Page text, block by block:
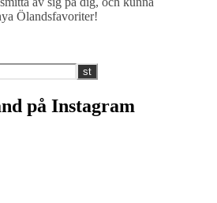
Ölandsfavoriter!
på Instagram